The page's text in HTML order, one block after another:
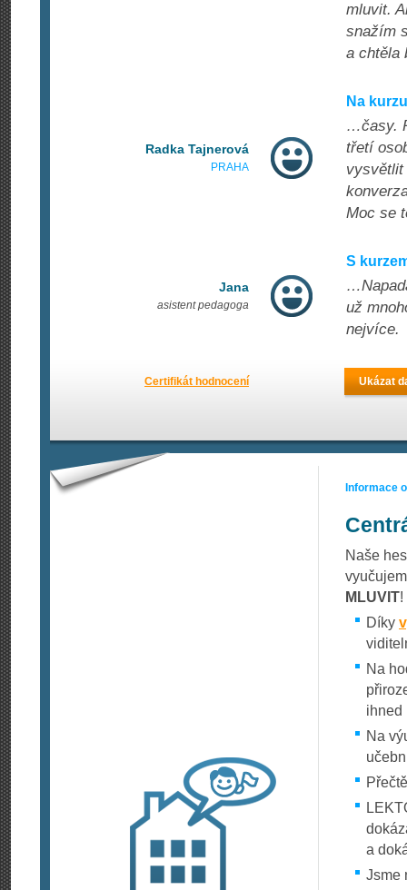
mluvit.
snažím
a chtěla
Radka Tajnerová
PRAHA
Na
…časy.
třetí
vysvětlit
Moc se
Jana
asistent pedagoga
S
už
nejvíce.
Certifikát hodnocení Ukázat
Informace
Naše
MLUVIT!
Díky
Na
ihned
Na
a
Jsme